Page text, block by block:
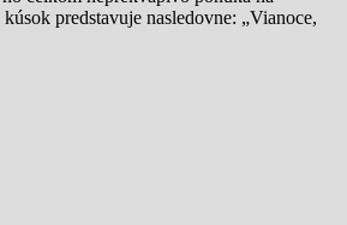
predstavuje nasledovne: „Vianoce,